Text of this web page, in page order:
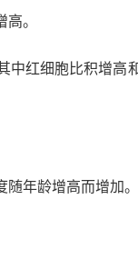
。
红细胞比积增高
年龄增高而增加。